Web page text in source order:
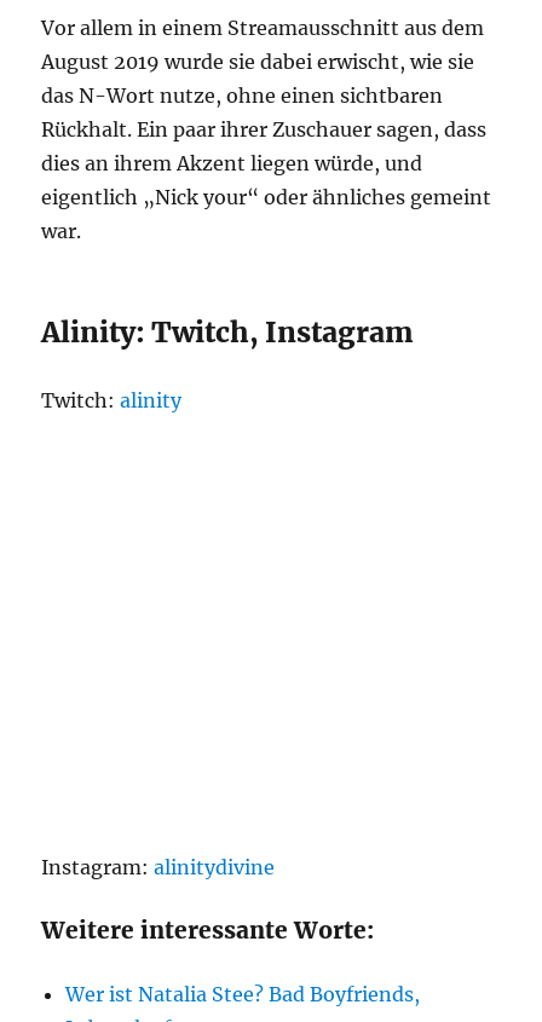
Vor allem in einem Streamausschnitt aus dem
August 2019 wurde sie dabei erwischt, wie sie
das N-Wort nutze, ohne einen sichtbaren
Rückhalt. Ein paar ihrer Zuschauer sagen, dass
dies an ihrem Akzent liegen würde, und
eigentlich „Nick your“ oder ähnliches gemeint
war.
Alinity: Twitch, Instagram
Twitch:alinity
Instagram:alinitydivine
Weitere interessante Worte:
Wer ist Natalia Stee? Bad Boyfriends,